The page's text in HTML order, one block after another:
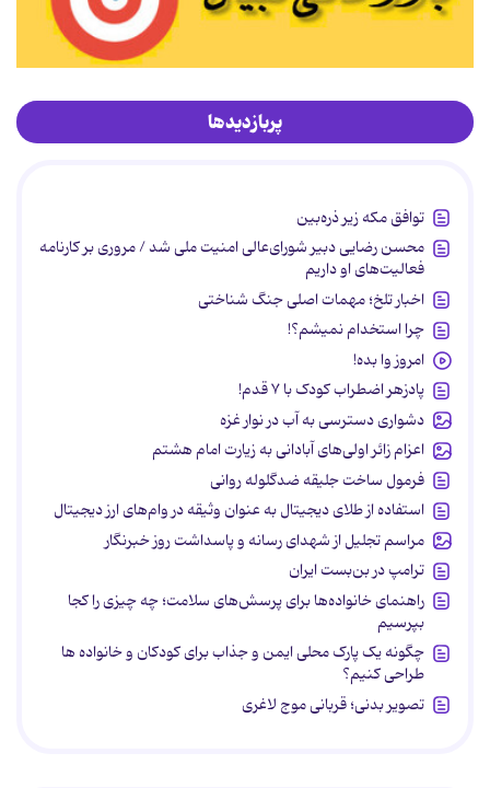
پربازدیدها
توافق مکه زیر ذره‌بین
محسن رضایی دبیر شورای‌عالی امنیت ملی شد / مروری بر کارنامه
فعالیت‌های او داریم
اخبار تلخ؛ مهمات اصلی جنگ شناختی
چرا استخدام نمیشم؟!
امروز وا بده!
پادزهر اضطراب کودک با ۷ قدم!
دشواری دسترسی به آب در نوار غزه
اعزام زائر اولی‌های آبادانی به زیارت امام هشتم
فرمول ساخت جلیقه ضدگلوله روانی
استفاده از طلای دیجیتال به عنوان وثیقه در وام‌های ارز دیجیتال
مراسم تجلیل از شهدای رسانه و پاسداشت روز خبرنگار
ترامپ در بن‌بست ایران
راهنمای خانواده‌ها برای پرسش‌های سلامت؛ چه چیزی را کجا
بپرسیم
چگونه یک پارک محلی ایمن و جذاب برای کودکان و خانواده ها
طراحی کنیم؟
تصویر بدنی؛ قربانی موج لاغری